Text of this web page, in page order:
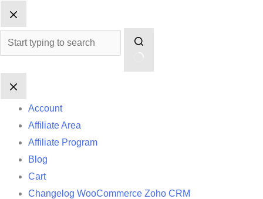
to
content
results
Account
Affiliate Area
Affiliate Program
Blog
Cart
Changelog WooCommerce Zoho CRM